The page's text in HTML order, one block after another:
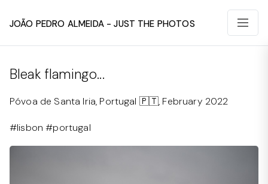
João Pedro Almeida - Just The Photos
Bleak flamingo...
Póvoa de Santa Iria, Portugal 🇵🇹, February 2022
#lisbon #portugal